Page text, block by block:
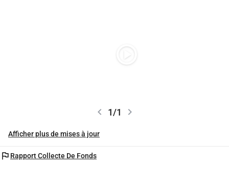
chevron_left 1/1 chevron_right
Afficher plus de mises à jour
flag Rapport Collecte De Fonds